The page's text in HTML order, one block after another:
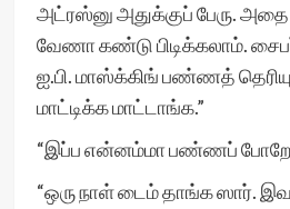
அட்ரஸ்னு அதுக்குப் பேரு.
வேணா கண்டு பிடிக்கலாம்.
ஐ.பி. மாஸ்க்கிங் பண்ணத்
மாட்டிக்க மாட்டாங்க.”
“இப்ப என்னம்மா பண்ணப்
“ஒரு நாள் டைம் தாங்க ஸார்.